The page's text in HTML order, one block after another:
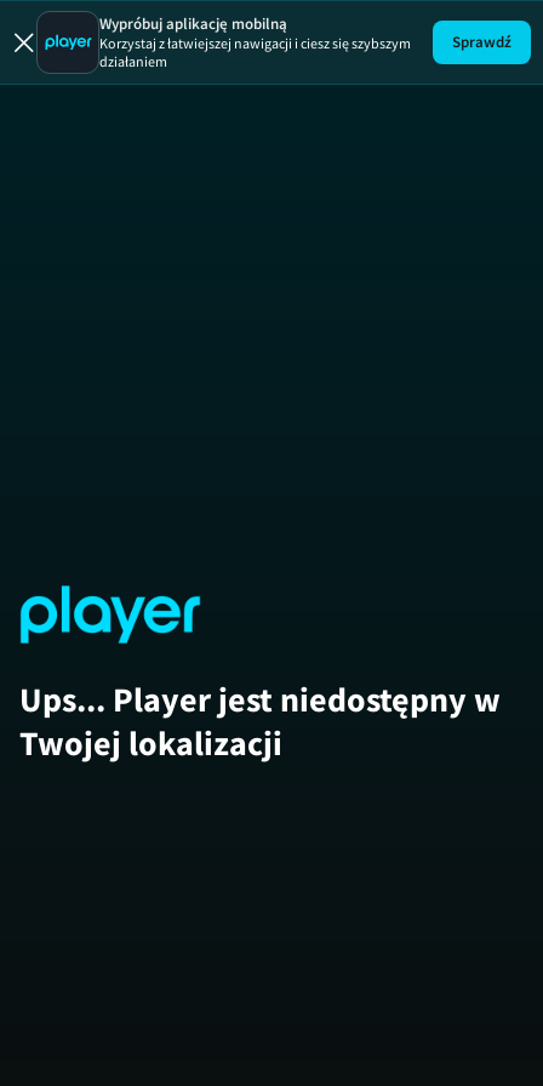
Wypróbuj aplikację mobilną
Korzystaj z łatwiejszej nawigacji i ciesz się szybszym
działaniem
Sprawdź
Ups... Player jest niedostępny w
Twojej lokalizacji